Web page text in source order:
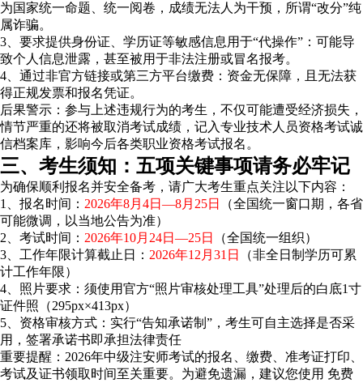
为国家统一命题、统一阅卷，成绩无法人为干预，所谓“改分”纯
属诈骗。
3、要求提供身份证、学历证等敏感信息用于“代操作”：可能导
致个人信息泄露，甚至被用于非法注册或冒名报考。
4、通过非官方链接或第三方平台缴费：资金无保障，且无法获
得正规发票和报名凭证。
后果警示：参与上述违规行为的考生，不仅可能遭受经济损失，
情节严重的还将被取消考试成绩，记入专业技术人员资格考试诚
信档案库，影响今后各类职业资格考试报名。
三、考生须知：五项关键事项请务必牢记
为确保顺利报名并安全备考，请广大考生重点关注以下内容：
1、报名时间： 2026年8月4日—8月25日
（全国统一窗口期，各省
可能微调，以当地公告为准）
2、考试时间： 2026年10月24日—25日
（全国统一组织）
3、工作年限计算截止日： 2026年12月31日
（非全日制学历可累
计工作年限）
4、照片要求：须使用官方“照片审核处理工具”处理后的白底1寸
证件照（295px×413px）
5、资格审核方式：实行“告知承诺制”，考生可自主选择是否采
用，签署承诺书即承担法律责任
重要提醒：2026年中级注安师考试的报名、缴费、准考证打印、
考试及证书领取时间至关重要。为避免遗漏，建议您使用 免费